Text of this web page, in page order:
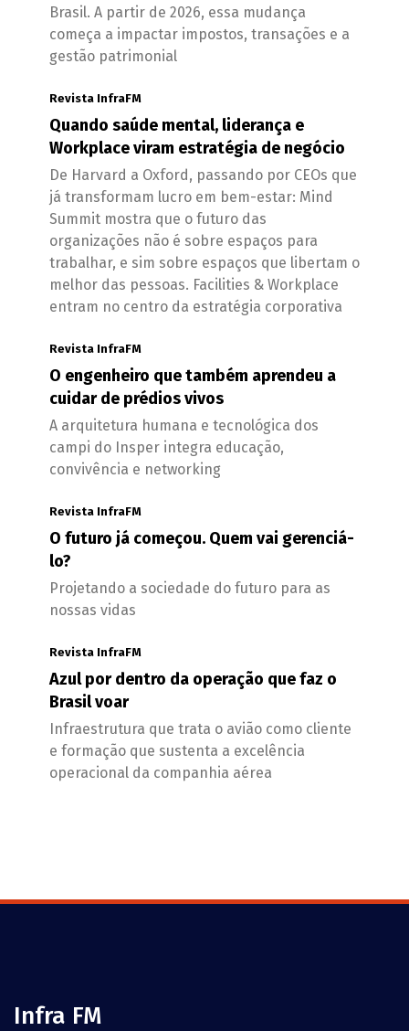
Brasil. A partir de 2026, essa mudança
começa a impactar impostos, transações e a
gestão patrimonial
Revista InfraFM
Quando saúde mental, liderança e
Workplace viram estratégia de negócio
De Harvard a Oxford, passando por CEOs que
já transformam lucro em bem-estar: Mind
Summit mostra que o futuro das
organizações não é sobre espaços para
trabalhar, e sim sobre espaços que libertam o
melhor das pessoas. Facilities & Workplace
entram no centro da estratégia corporativa
Revista InfraFM
O engenheiro que também aprendeu a
cuidar de prédios vivos
A arquitetura humana e tecnológica dos
campi do Insper integra educação,
convivência e networking
Revista InfraFM
O futuro já começou. Quem vai gerenciá-
lo?
Projetando a sociedade do futuro para as
nossas vidas
Revista InfraFM
Azul por dentro da operação que faz o
Brasil voar
Infraestrutura que trata o avião como cliente
e formação que sustenta a excelência
operacional da companhia aérea
Infra FM